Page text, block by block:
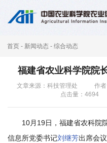
本
首页 - 新闻动态 - 综合动态
福建省农业科学院院
文章来源：科技管理处 作
点击量： 4694
10月19日，福建省农科院
信息所党委书记刘继芳出席会议